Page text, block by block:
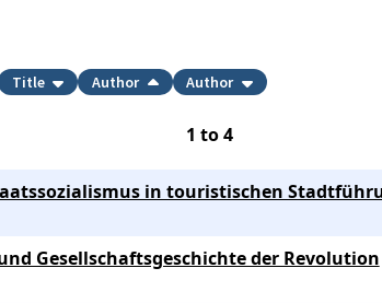
1 to4
Title Author Author
in touristischen
Gesellschaftsgeschichte der Revolution